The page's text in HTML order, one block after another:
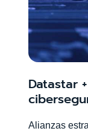
Datastar
Alianzas